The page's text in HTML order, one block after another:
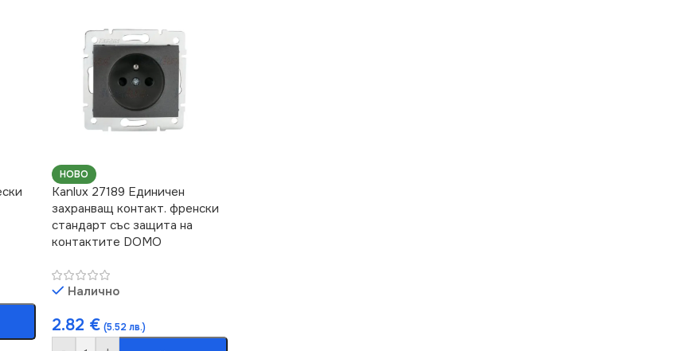
НОВО
Kanlux 27189 Единичен
захранващ контакт. френски
стандарт със защита на
контактите DOMO
Налично
2.82 € (5.52 лв.)